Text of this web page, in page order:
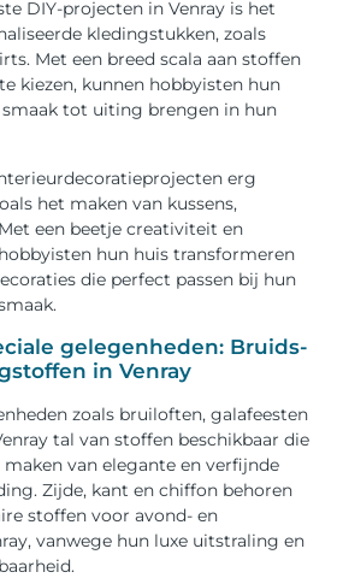
DIY-projecten in Venray is het
kledingstukken, zoals
Met een breed scala aan stoffen
kiezen, kunnen hobbyisten hun
tot uiting brengen in hun
erg
het maken van kussens,
een beetje creativiteit en
hun huis transformeren
die perfect passen bij hun
gelegenheden: Bruids-
in Venray
zoals bruiloften, galafeesten
tal van stoffen beschikbaar die
van elegante en verfijnde
Zijde, kant en chiffon behoren
stoffen voor avond- en
vanwege hun luxe uitstraling en